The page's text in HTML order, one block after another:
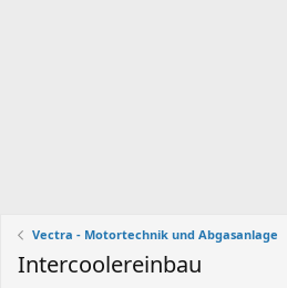
Vectra - Motortechnik und Abgasanlage
Intercoolereinbau